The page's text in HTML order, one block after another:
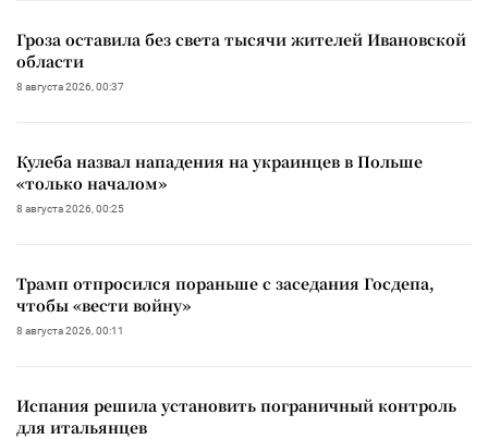
Гроза оставила без света тысячи жителей Ивановской
области
8 августа 2026, 00:37
Кулеба назвал нападения на украинцев в Польше
«только началом»
8 августа 2026, 00:25
Трамп отпросился пораньше с заседания Госдепа,
чтобы «вести войну»
8 августа 2026, 00:11
Испания решила установить пограничный контроль
для итальянцев